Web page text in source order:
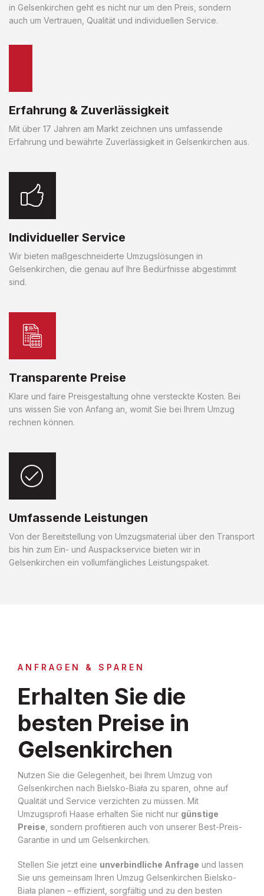
in Gelsenkirchen geht es nicht nur um den Preis, sondern
auch um Vertrauen, Qualität und individuellen Service.
Erfahrung & Zuverlässigkeit
Mit über 17 Jahren am Markt zeichnen uns umfassende
Erfahrung und bewährte Zuverlässigkeit in Gelsenkirchen aus.
Individueller Service
Wir bieten maßgeschneiderte Umzugslösungen in
Gelsenkirchen, die genau auf Ihre Bedürfnisse abgestimmt
sind.
Transparente Preise
Klare und faire Preisgestaltung ohne versteckte Kosten. Bei
uns wissen Sie von Anfang an, womit Sie bei Ihrem Umzug
rechnen können.
Umfassende Leistungen
Von der Bereitstellung von Umzugsmaterial über den Transport
bis hin zum Ein- und Auspackservice bieten wir in
Gelsenkirchen ein vollumfängliches Leistungspaket.
ANFRAGEN & SPAREN
Erhalten Sie die
besten Preise in
Gelsenkirchen
Nutzen Sie die Gelegenheit, bei Ihrem Umzug von
Gelsenkirchen nach Bielsko-Biała zu sparen, ohne auf
Qualität und Service verzichten zu müssen. Mit
Umzugsprofi Haase erhalten Sie nicht nur günstige
Preise , sondern profitieren auch von unserer Best-Preis-
Garantie in und um Gelsenkirchen.
Stellen Sie jetzt eine unverbindliche Anfrage und lassen
Sie uns gemeinsam Ihren Umzug Gelsenkirchen Bielsko-
Biała planen – effizient, sorgfältig und zu den besten